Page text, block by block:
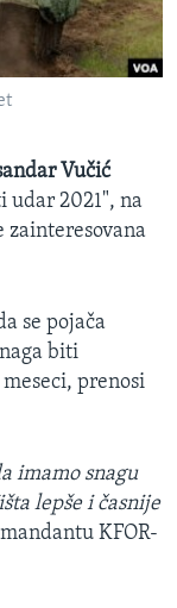
Vučić
udar 2021", na
zainteresovana
se pojača
biti
prenosi
imamo snagu
lepše i časnije
KFOR-